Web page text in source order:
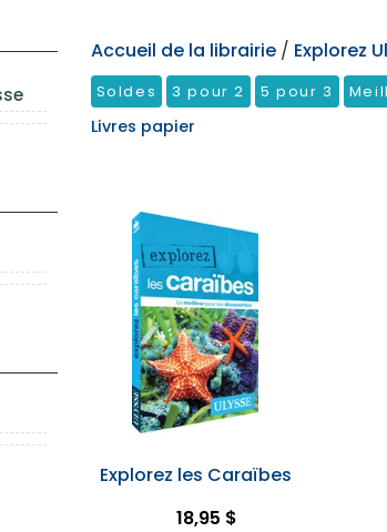
Accueil de la librairie / Explorez
Soldes 3 pour 2 5 pour 3
Livres papier
Explorez les Caraïbes
18,95 $